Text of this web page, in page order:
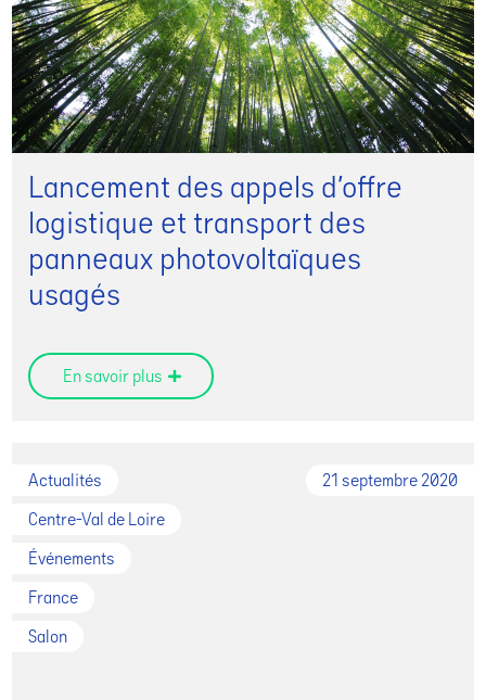
Lancement des appels d’offre
logistique et transport des
panneaux photovoltaïques
usagés
En savoir plus
21 septembre 2020
Actualités
Centre-Val de Loire
Événements
France
Salon